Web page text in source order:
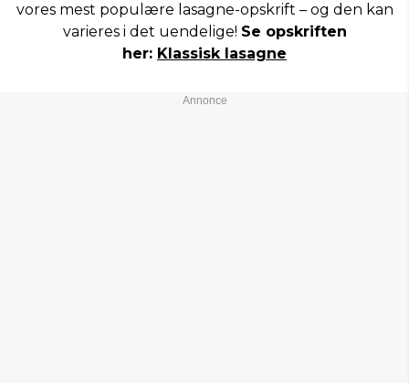
vores mest populære lasagne-opskrift – og den kan
varieres i det uendelige! Se opskriften
her: Klassisk lasagne